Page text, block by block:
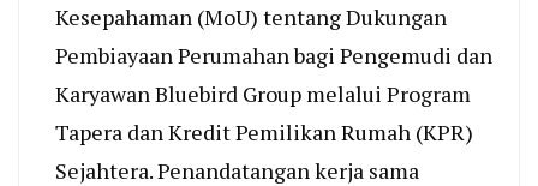
Kesepahaman (MoU) tentang Dukungan
Pembiayaan Perumahan bagi Pengemudi dan
Karyawan Bluebird Group melalui Program
Tapera dan Kredit Pemilikan Rumah (KPR)
Sejahtera. Penandatangan kerja sama